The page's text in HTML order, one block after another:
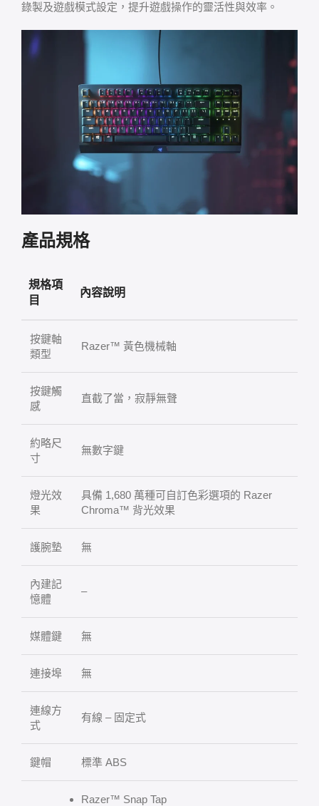
錄製及遊戲模式設定，提升遊戲操作的靈活性與效率。
產品規格
規格項
目
內容說明
按鍵軸
類型
Razer™ 黃色機械軸
按鍵觸
感
直截了當，寂靜無聲
約略尺
寸
無數字鍵
燈光效
果
具備 1,680 萬種可自訂色彩選項的 Razer
Chroma™ 背光效果
護腕墊 無
內建記
憶體
–
媒體鍵 無
連接埠 無
連線方
式
有線 – 固定式
鍵帽 標準 ABS
Razer™ Snap Tap